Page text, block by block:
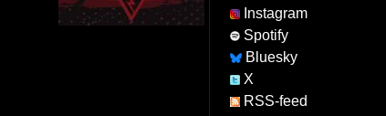
Instagram
Spotify
Bluesky
X
RSS-feed